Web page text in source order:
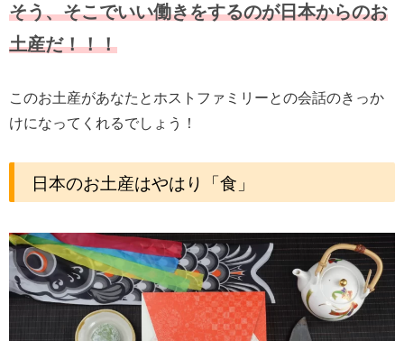
そう、そこでいい働きをするのが日本からのお
土産だ！！！
このお土産があなたとホストファミリーとの会話のきっか
けになってくれるでしょう！
日本のお土産はやはり「食」